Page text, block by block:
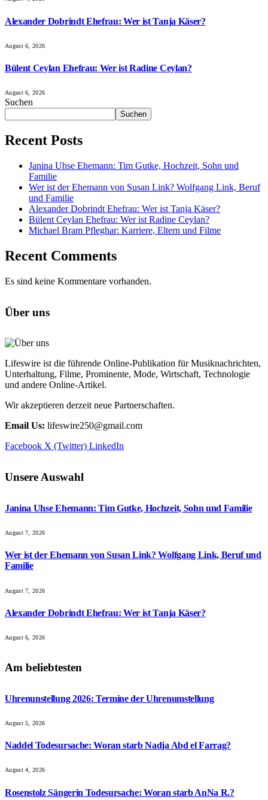
Alexander Dobrindt Ehefrau: Wer ist Tanja Käser?
August 6, 2026
Bülent Ceylan Ehefrau: Wer ist Radine Ceylan?
August 6, 2026
Suchen
Suchen
Recent Posts
Janina Uhse Ehemann: Tim Gutke, Hochzeit, Sohn und
Familie
Wer ist der Ehemann von Susan Link? Wolfgang Link, Beruf
und Familie
Alexander Dobrindt Ehefrau: Wer ist Tanja Käser?
Bülent Ceylan Ehefrau: Wer ist Radine Ceylan?
Michael Bram Pfleghar: Karriere, Eltern und Filme
Recent Comments
Es sind keine Kommentare vorhanden.
Über uns
Lifeswire ist die führende Online-Publikation für Musiknachrichten,
Unterhaltung, Filme, Prominente, Mode, Wirtschaft, Technologie
und andere Online-Artikel.
Wir akzeptieren derzeit neue Partnerschaften.
Email Us: lifeswire250@gmail.com
Facebook X (Twitter) LinkedIn
Unsere Auswahl
Janina Uhse Ehemann: Tim Gutke, Hochzeit, Sohn und Familie
August 7, 2026
Wer ist der Ehemann von Susan Link? Wolfgang Link, Beruf und
Familie
August 7, 2026
Alexander Dobrindt Ehefrau: Wer ist Tanja Käser?
August 6, 2026
Am beliebtesten
Uhrenunstellung 2026: Termine der Uhrenumstellung
August 5, 2026
Naddel Todesursache: Woran starb Nadja Abd el Farrag?
August 4, 2026
Rosenstolz Sängerin Todesursache: Woran starb AnNa R.?